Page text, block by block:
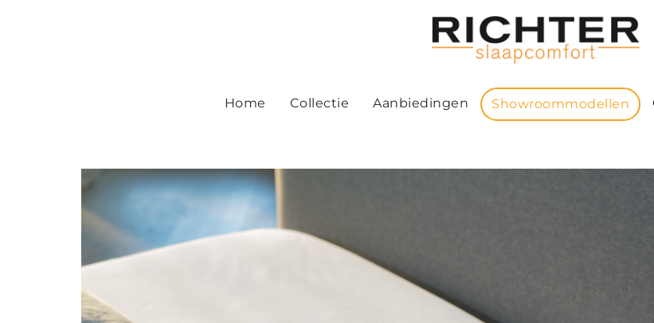
Home Collectie Aanbiedingen Showroommodellen